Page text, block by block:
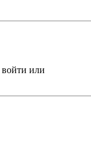
войти или